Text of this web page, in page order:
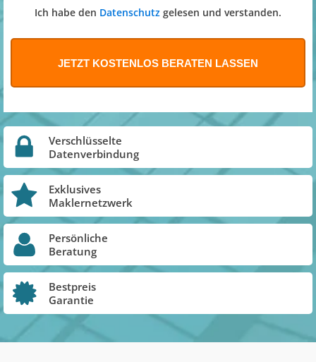
Ich habe den Datenschutz gelesen und verstanden.
Verschlüsselte
Datenverbindung
Exklusives
Maklernetzwerk
Persönliche
Beratung
Bestpreis
Garantie